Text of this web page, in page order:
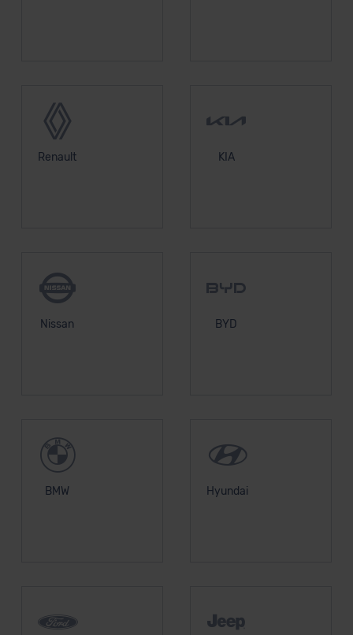
Renault KIA
Nissan BYD
BMW Hyundai